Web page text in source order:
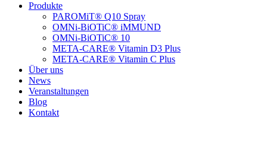
Produkte
PAROMiT® Q10 Spray
OMNi-BiOTiC® iMMUND
OMNi-BiOTiC® 10
META-CARE® Vitamin D3 Plus
META-CARE® Vitamin C Plus
Über uns
News
Veranstaltungen
Blog
Kontakt